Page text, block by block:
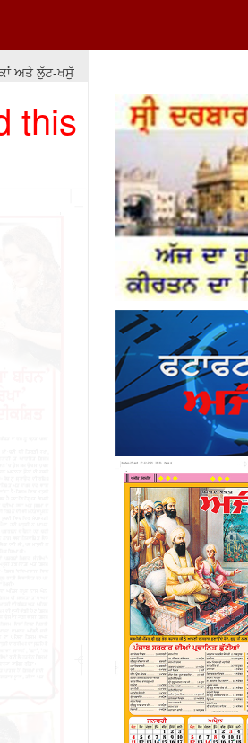
ਲੁੱਟ-ਖਸੁੱਟ 'ਤੇ ਆਧਾਰਿਤ ਹੋਵੇ ਤਾਂ ਇਸ ਦਾ ਨਤੀਜਾ
this